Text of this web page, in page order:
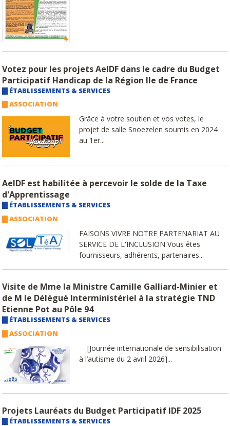
Votez pour les projets AeIDF dans le cadre du Budget
Participatif Handicap de la Région Ile de France
ÉTABLISSEMENTS & SERVICES
ASSOCIATION
Grâce à votre soutien et vos votes, le
projet de salle Snoezelen soumis en 2024
au 1er...
AeIDF est habilitée à percevoir le solde de la Taxe
d'Apprentissage
ÉTABLISSEMENTS & SERVICES
ASSOCIATION
FAISONS VIVRE NOTRE PARTENARIAT AU
SERVICE DE L'INCLUSION Vous êtes
fournisseurs, adhérents, partenaires...
Visite de Mme la Ministre Camille Galliard-Minier et
de M le Délégué Interministériel à la stratégie TND
Etienne Pot au Pôle 94
ÉTABLISSEMENTS & SERVICES
ASSOCIATION
[Journée internationale de sensibilisation
à l’autisme du 2 avril 2026]...
Projets Lauréats du Budget Participatif IDF 2025
ÉTABLISSEMENTS & SERVICES